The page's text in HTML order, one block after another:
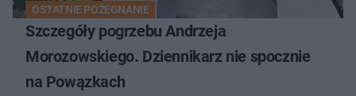
OSTATNIE POŻEGNANIE
Szczegóły pogrzebu Andrzeja
Morozowskiego. Dziennikarz nie spocznie
na Powązkach